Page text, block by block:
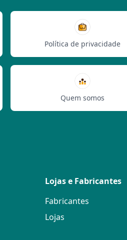
Política de privacidade
Quem somos
Lojas e Fabricantes
Fabricantes
Lojas